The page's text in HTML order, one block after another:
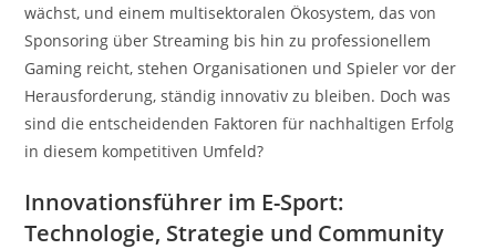
wächst, und einem multisektoralen Ökosystem, das von
Sponsoring über Streaming bis hin zu professionellem
Gaming reicht, stehen Organisationen und Spieler vor der
Herausforderung, ständig innovativ zu bleiben. Doch was
sind die entscheidenden Faktoren für nachhaltigen Erfolg
in diesem kompetitiven Umfeld?
Innovationsführer im E-Sport:
Technologie, Strategie und Community